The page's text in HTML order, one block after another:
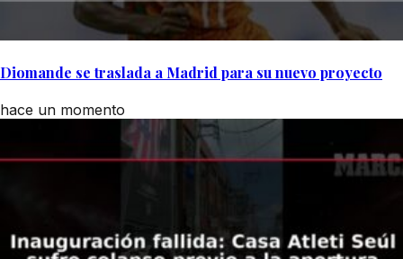
Diomande se traslada a Madrid para su nuevo proyecto
hace un momento